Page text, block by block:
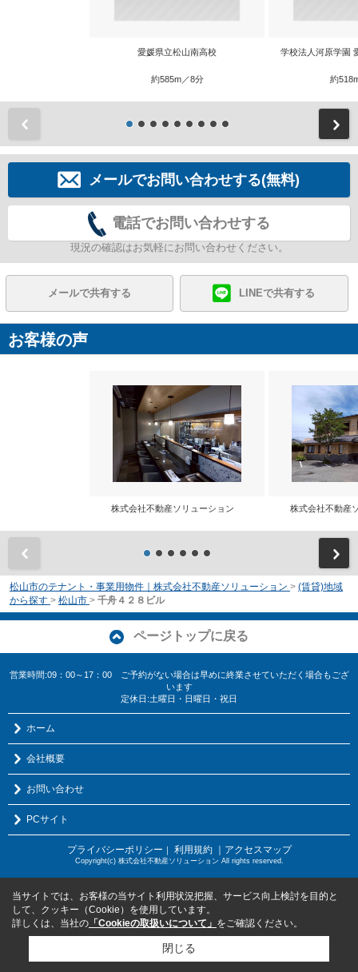
愛媛県立松山南高校
約585m／8分
学校法人河原学園
約
メールでお問い合わせする(無料)
電話でお問い合わせする
現況の確認はお気軽にお問い合わせください。
メールで共有する LINEで共有する
お客様の声
株式会社不動産ソリューション 株式会社不動
松山市のテナント・事業用物件｜株式会社不動産ソリューション > (賃貸)地域
から探す > 松山市 > 千舟４２８ビル
ページトップに戻る
営業時間:09：00～17：00 ご予約がない場合は早めに終業させていただく場合もござ
います
定休日:土曜日・日曜日・祝日
ホーム
会社概要
お問い合わせ
PCサイト
プライバシーポリシー 利用規約 ｜アクセスマップ
Copyright(c) 株式会社不動産ソリューション All rights reserved.
当サイトでは、お客様の当サイト利用状況把握、サービス向上検討を目的と
して、クッキー（Cookie）を使用しています。
詳しくは、当社の 「Cookieの取扱いについて」 をご確認ください。
閉じる